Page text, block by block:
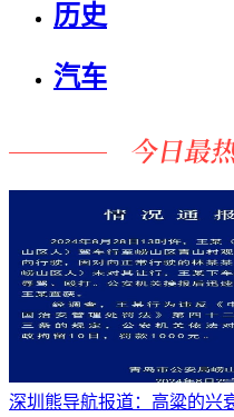
历史
汽车
深圳熊导航报道：高粱的兴